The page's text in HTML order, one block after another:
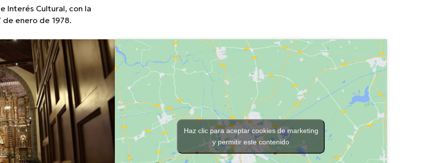
Interés Cultural, con la
enero de 1978.
Haz clic para aceptar cookies de marketing
y permitir este contenido